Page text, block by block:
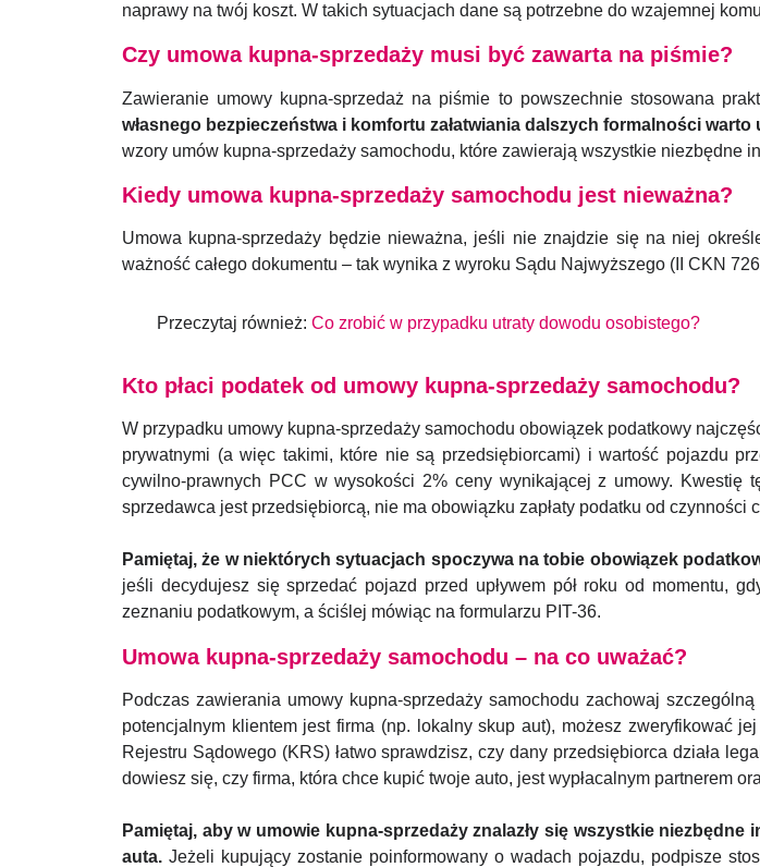
naprawy na twój koszt. W takich sytuacjach dane są potrzebne do wzajemnej
Czy umowa kupna-sprzedaży musi być zawarta na piśmie?
Zawieranie umowy kupna-sprzedaż na piśmie to powszechnie stosowana
własnego bezpieczeństwa i komfortu załatwiania dalszych formalności
wzory umów kupna-sprzedaży samochodu, które zawierają wszystkie niezbędne
Kiedy umowa kupna-sprzedaży samochodu jest nieważna?
Umowa kupna-sprzedaży będzie nieważna, jeśli nie znajdzie się na niej
ważność całego dokumentu – tak wynika z wyroku Sądu Najwyższego (II CKN
Przeczytaj również: Co zrobić w przypadku utraty dowodu osobistego?
Kto płaci podatek od umowy kupna-sprzedaży samochodu?
W przypadku umowy kupna-sprzedaży samochodu obowiązek podatkowy
prywatnymi (a więc takimi, które nie są przedsiębiorcami) i wartość pojazdu
cywilno-prawnych PCC w wysokości 2% ceny wynikającej z umowy.
sprzedawca jest przedsiębiorcą, nie ma obowiązku zapłaty podatku od czynności
Pamiętaj, że w niektórych sytuacjach spoczywa na tobie obowiązek
jeśli decydujesz się sprzedać pojazd przed upływem pół roku od momentu,
zeznaniu podatkowym, a ściślej mówiąc na formularzu PIT-36.
Umowa kupna-sprzedaży samochodu – na co uważać?
Podczas zawierania umowy kupna-sprzedaży samochodu zachowaj
potencjalnym klientem jest firma (np. lokalny skup aut), możesz zweryfikować
Rejestru Sądowego (KRS) łatwo sprawdzisz, czy dany przedsiębiorca działa
dowiesz się, czy firma, która chce kupić twoje auto, jest wypłacalnym partnerem
Pamiętaj, aby w umowie kupna-sprzedaży znalazły się wszystkie
auta. Jeżeli kupujący zostanie poinformowany o wadach pojazdu, podpisze